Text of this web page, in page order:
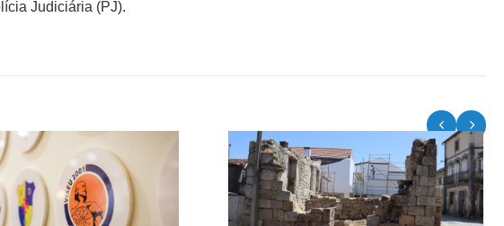
Judiciária (PJ).